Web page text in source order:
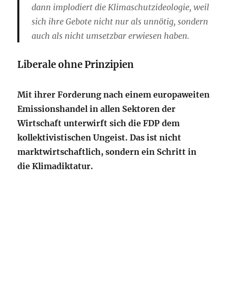
dann implodiert die Klimaschutzideologie, weil
sich ihre Gebote nicht nur als unnötig, sondern
auch als nicht umsetzbar erwiesen haben.
Liberale ohne Prinzipien
Mit ihrer Forderung nach einem europaweiten
Emissionshandel in allen Sektoren der
Wirtschaft unterwirft sich die FDP dem
kollektivistischen Ungeist. Das ist nicht
marktwirtschaftlich, sondern ein Schritt in
die Klimadiktatur.